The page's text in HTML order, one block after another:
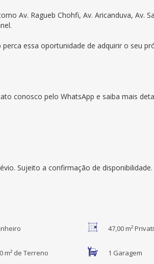
Av. Ragueb Chohfi, Av. Aricanduva, Av.
essa oportunidade de adquirir o seu
conosco pelo WhatsApp e saiba mais
Sujeito a confirmação de disponibilidade.
47,00 m²
m² de Terreno 1 Garagem